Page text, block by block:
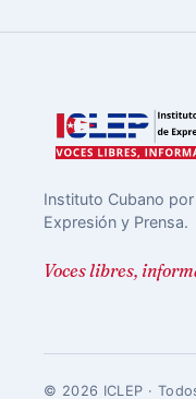
Instituto Cubano
Expresión y Prensa.
Voces libres,
© 2026 ICLEP ·